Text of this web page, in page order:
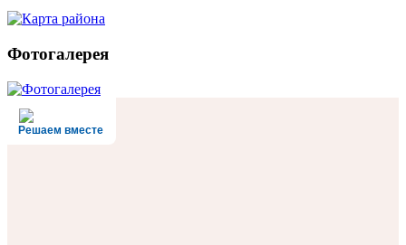
Фотогалерея
Решаем вместе